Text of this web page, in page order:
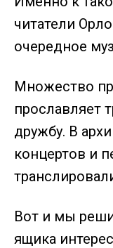
читатели
очередное
Множество
прославляет
дружбу. В
концертов и
Вот и мы
ящика